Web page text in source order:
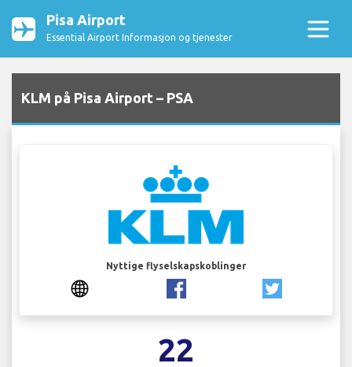
Pisa Airport
Essential Airport Informasjon og tjenester
KLM på Pisa Airport – PSA
Nyttige flyselskapskoblinger
22